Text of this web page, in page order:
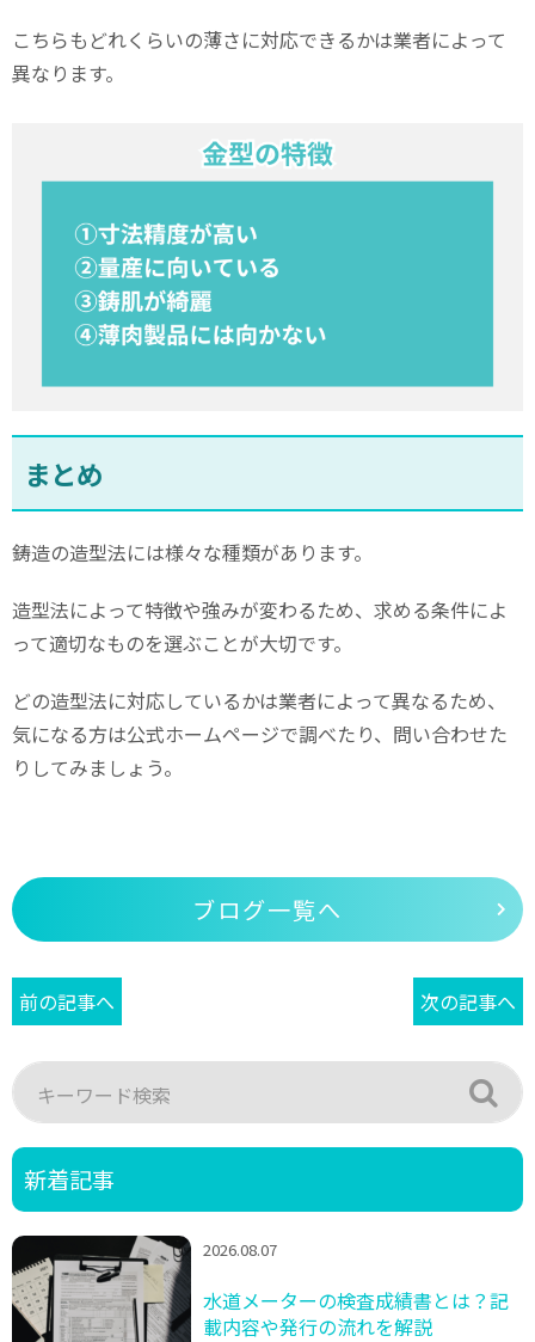
こちらもどれくらいの薄さに対応できるかは業者によって
異なります。
まとめ
鋳造の造型法には様々な種類があります。
造型法によって特徴や強みが変わるため、求める条件によ
って適切なものを選ぶことが大切です。
どの造型法に対応しているかは業者によって異なるため、
気になる方は公式ホームページで調べたり、問い合わせた
りしてみましょう。
ブログ一覧へ
前の記事へ 次の記事へ
新着記事
2026.08.07
水道メーターの検査成績書とは？記
載内容や発行の流れを解説